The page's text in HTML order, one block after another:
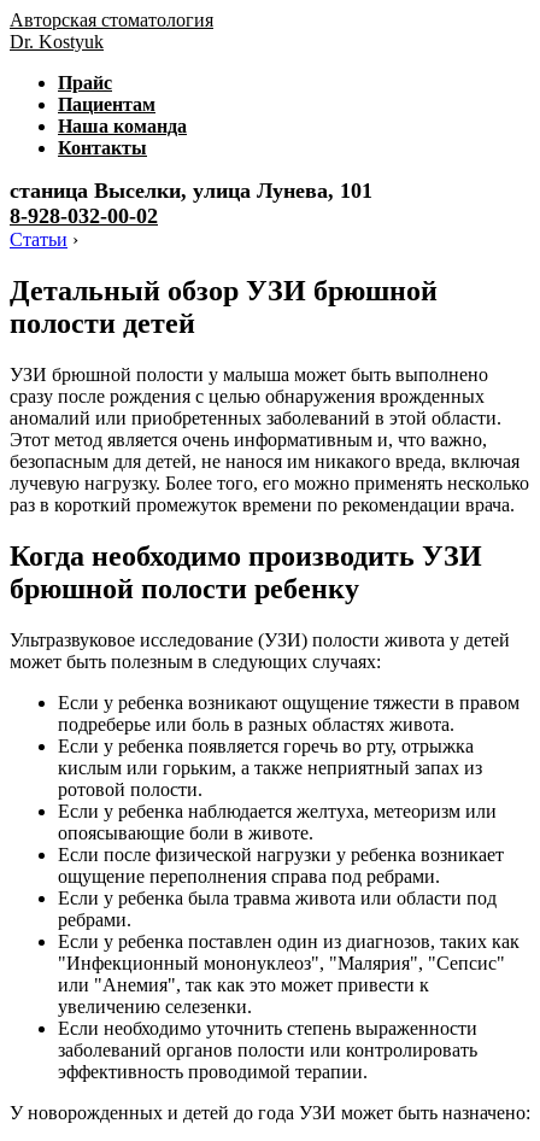
Авторская стоматология
Dr. Kostyuk
Прайс
Пациентам
Наша команда
Контакты
станица Выселки, улица Лунева, 101
8-928-032-00-02
Статьи ›
Детальный обзор УЗИ брюшной
полости детей
УЗИ брюшной полости у малыша может быть выполнено
сразу после рождения с целью обнаружения врожденных
аномалий или приобретенных заболеваний в этой области.
Этот метод является очень информативным и, что важно,
безопасным для детей, не нанося им никакого вреда, включая
лучевую нагрузку. Более того, его можно применять несколько
раз в короткий промежуток времени по рекомендации врача.
Когда необходимо производить УЗИ
брюшной полости ребенку
Ультразвуковое исследование (УЗИ) полости живота у детей
может быть полезным в следующих случаях:
Если у ребенка возникают ощущение тяжести в правом
подреберье или боль в разных областях живота.
Если у ребенка появляется горечь во рту, отрыжка
кислым или горьким, а также неприятный запах из
ротовой полости.
Если у ребенка наблюдается желтуха, метеоризм или
опоясывающие боли в животе.
Если после физической нагрузки у ребенка возникает
ощущение переполнения справа под ребрами.
Если у ребенка была травма живота или области под
ребрами.
Если у ребенка поставлен один из диагнозов, таких как
"Инфекционный мононуклеоз", "Малярия", "Сепсис"
или "Анемия", так как это может привести к
увеличению селезенки.
Если необходимо уточнить степень выраженности
заболеваний органов полости или контролировать
эффективность проводимой терапии.
У новорожденных и детей до года УЗИ может быть назначено: